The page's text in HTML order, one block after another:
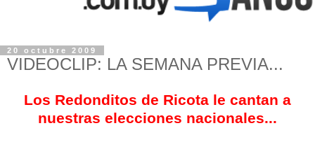
20 octubre 2009
VIDEOCLIP: LA SEMANA PREVIA...
Los Redonditos de Ricota le cantan a
nuestras elecciones nacionales...